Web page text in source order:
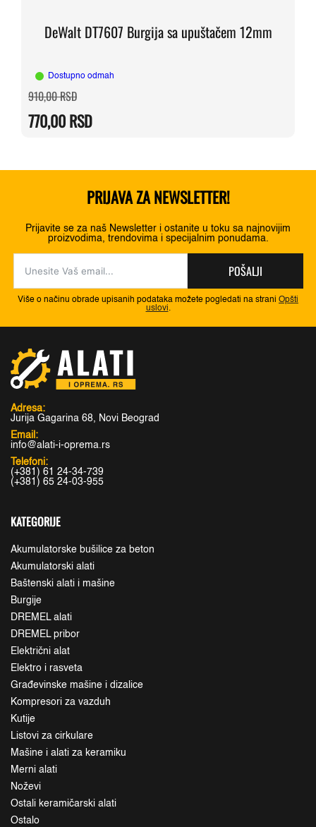
DeWalt DT7607 Burgija sa upuštačem 12mm
Dostupno odmah
910,00RSDOriginalna
cena
bila:
910,00 RSD.
770,00RSD
Trenutna
cena
770,00 RSD.
PRIJAVA ZA NEWSLETTER!
Prijavite se za naš Newsletter i ostanite u toku sa najnovijim
proizvodima, trendovima i specijalnim ponudama.
POŠALJI
Više o načinu obrade upisanih podataka možete pogledati na strani Opšti
uslovi .
Adresa:
Jurija Gagarina 68, Novi Beograd
Email:
info@alati-i-oprema.rs
Telefoni:
(+381) 61 24-34-739
(+381) 65 24-03-955
KATEGORIJE
Akumulatorske bušilice za beton
Akumulatorski alati
Baštenski alati i mašine
Burgije
DREMEL alati
DREMEL pribor
Električni alat
Elektro i rasveta
Građevinske mašine i dizalice
Kompresori za vazduh
Kutije
Listovi za cirkulare
Mašine i alati za keramiku
Merni alati
Noževi
Ostali keramičarski alati
Ostalo